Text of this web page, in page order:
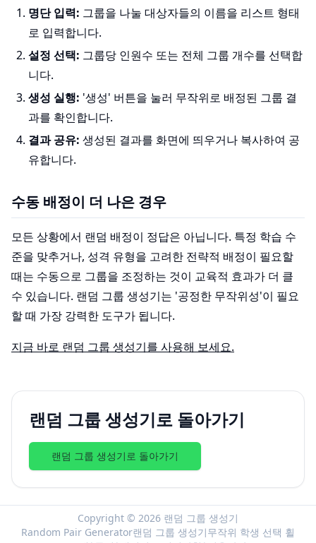
명단 입력: 그룹을 나눌 대상자들의 이름을 리스트 형태
로 입력합니다.
설정 선택: 그룹당 인원수 또는 전체 그룹 개수를 선택합
니다.
생성 실행: '생성' 버튼을 눌러 무작위로 배정된 그룹 결
과를 확인합니다.
결과 공유: 생성된 결과를 화면에 띄우거나 복사하여 공
유합니다.
수동 배정이 더 나은 경우
모든 상황에서 랜덤 배정이 정답은 아닙니다. 특정 학습 수
준을 맞추거나, 성격 유형을 고려한 전략적 배정이 필요할
때는 수동으로 그룹을 조정하는 것이 교육적 효과가 더 클
수 있습니다. 랜덤 그룹 생성기는 '공정한 무작위성'이 필요
할 때 가장 강력한 도구가 됩니다.
지금 바로 랜덤 그룹 생성기를 사용해 보세요.
랜덤 그룹 생성기로 돌아가기
랜덤 그룹 생성기로 돌아가기
Copyright © 2026 랜덤 그룹 생성기
Random Pair Generator랜덤 그룹 생성기무작위 학생 선택 휠